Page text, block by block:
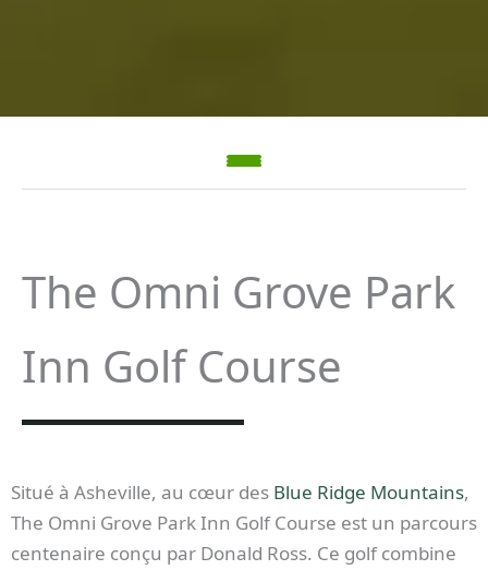
The Omni Grove Park
Inn Golf Course
Situé à Asheville, au cœur des Blue Ridge Mountains,
The Omni Grove Park Inn Golf Course est un parcours
centenaire conçu par Donald Ross. Ce golf combine